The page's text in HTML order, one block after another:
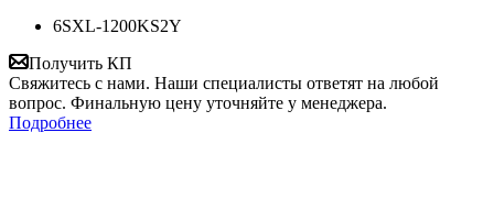
6SXL-1200KS2Y
Получить КП
Свяжитесь с нами. Наши специалисты ответят на любой
вопрос. Финальную цену уточняйте у менеджера.
Подробнее